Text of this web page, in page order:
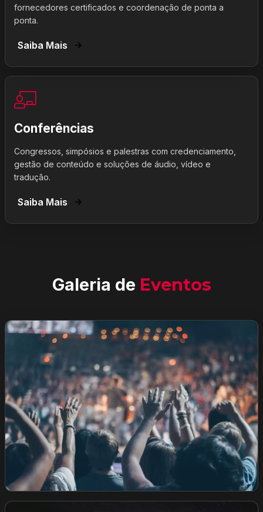
fornecedores certificados e coordenação de ponta a
ponta.
Saiba Mais
Conferências
Congressos, simpósios e palestras com credenciamento,
gestão de conteúdo e soluções de áudio, vídeo e
tradução.
Saiba Mais
Galeria de Eventos